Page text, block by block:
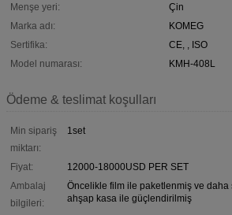
Menşe yeri:
Çin
Marka adı:
KOMEG
Sertifika:
CE, , ISO
Model numarası:
KMH-408L
Ödeme & teslimat koşulları
Min sipariş
miktarı:
1set
Fiyat:
12000-18000USD PER SET
Ambalaj
bilgileri:
Öncelikle film ile paketlenmiş ve daha
ahşap kasa ile güçlendirilmiş